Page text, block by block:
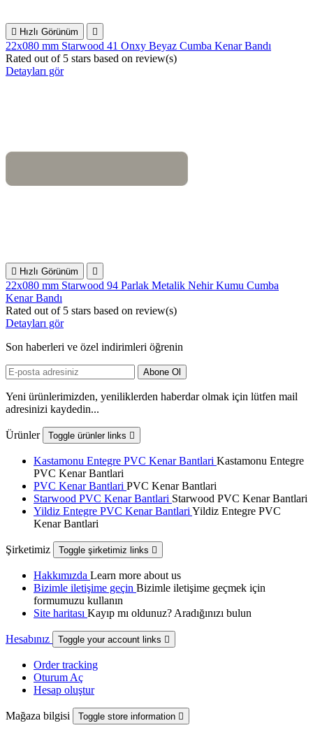
 Hızlı Görünüm 
22x080 mm Starwood 41 Onxy Beyaz Cumba Kenar Bandı
Rated out of 5 stars based on review(s)
Detayları gör
 Hızlı Görünüm 
22x080 mm Starwood 94 Parlak Metalik Nehir Kumu Cumba
Kenar Bandı
Rated out of 5 stars based on review(s)
Detayları gör
Son haberleri ve özel indirimleri öğrenin
Yeni ürünlerimizden, yeniliklerden haberdar olmak için lütfen mail
adresinizi kaydedin...
Ürünler Toggle ürünler links 
Kastamonu Entegre PVC Kenar Bantlari Kastamonu Entegre
PVC Kenar Bantlari
PVC Kenar Bantlari PVC Kenar Bantlari
Starwood PVC Kenar Bantlari Starwood PVC Kenar Bantlari
Yildiz Entegre PVC Kenar Bantlari Yildiz Entegre PVC
Kenar Bantlari
Şirketimiz Toggle şirketimiz links 
Hakkımızda Learn more about us
Bizimle iletişime geçin Bizimle iletişime geçmek için
formumuzu kullanın
Site haritası Kayıp mı oldunuz? Aradığınızı bulun
Hesabınız Toggle your account links 
Order tracking
Oturum Aç
Hesap oluştur
Mağaza bilgisi Toggle store information 